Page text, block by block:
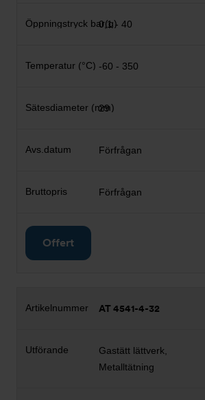
0,1 - 40
-60 - 350
29
Förfrågan
Förfrågan
Offert
AT 4541-4-32
Gastätt lättverk,
Metalltätning